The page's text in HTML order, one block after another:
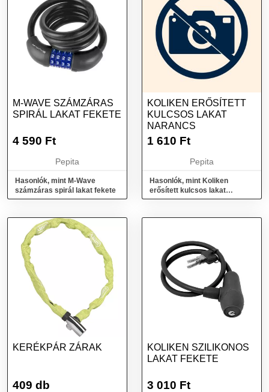
M-WAVE SZÁMZÁRAS
SPIRÁL LAKAT FEKETE
4 590 Ft
Pepita
Hasonlók, mint M-Wave
számzáras spirál lakat fekete
KOLIKEN ERŐSÍTETT
KULCSOS LAKAT
NARANCS
1 610 Ft
Pepita
Hasonlók, mint Koliken
erősített kulcsos lakat
narancs
KERÉKPÁR ZÁRAK
409 db
KOLIKEN SZILIKONOS
LAKAT FEKETE
3 010 Ft